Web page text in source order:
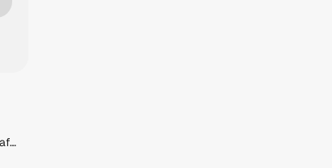
Schweißer (m/w/d) im Bereich Trafofertigung